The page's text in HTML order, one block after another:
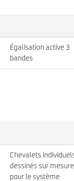
Égalisation active 3
bandes
Chevalets
dessinés sur mesure
pour le système